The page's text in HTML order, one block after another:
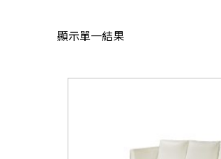
顯示單一結果